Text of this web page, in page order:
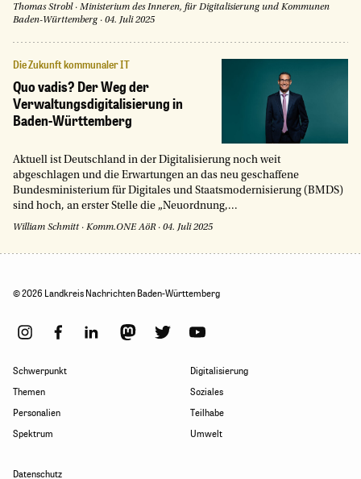
Thomas Strobl· Ministerium des Inneren, für Digitalisierung und Kommunen
Baden-Württemberg · 04. Juli 2025
Die Zukunft kommunaler IT
Quo vadis? Der Weg der
Verwaltungsdigitalisierung in
Baden-Württemberg
Aktuell ist Deutschland in der Digitalisierung noch weit
abgeschlagen und die Erwartungen an das neu geschaffene
Bundesministerium für Digitales und Staatsmodernisierung (BMDS)
sind hoch, an erster Stelle die „Neuordnung,...
William Schmitt· Komm.ONE AöR· 04. Juli 2025
Schwerpunkt
Themen
Personalien
Spektrum
Digitalisierung
Soziales
Teilhabe
Umwelt
Datenschutz
© 2026 Landkreis Nachrichten Baden-Württemberg